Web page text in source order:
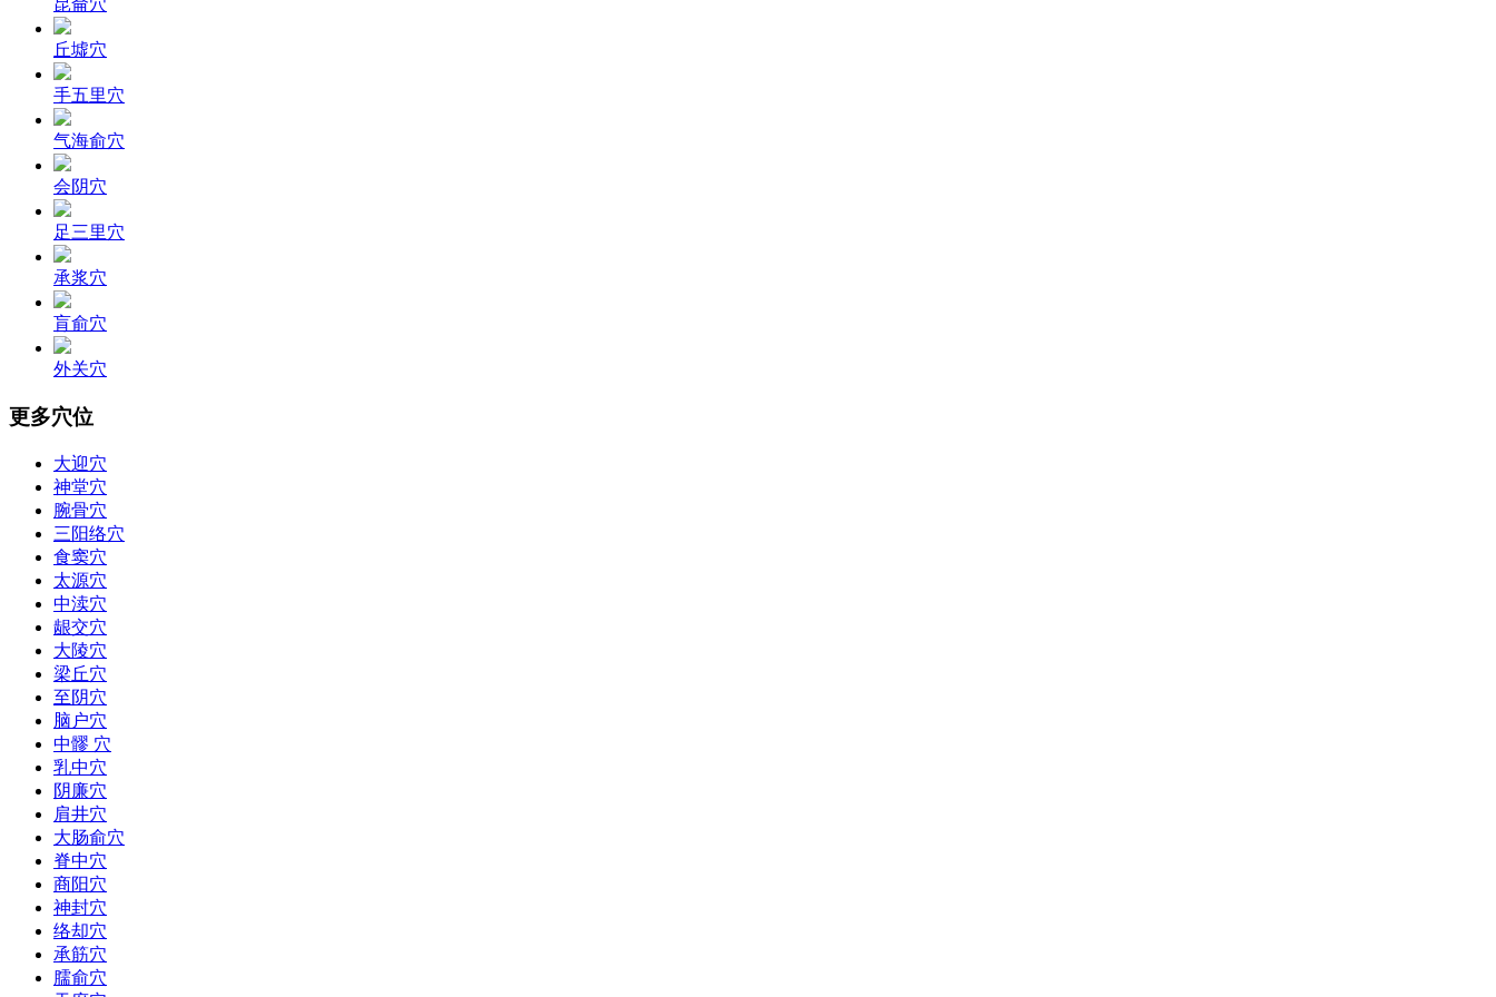
昆侖穴
丘墟穴
手五里穴
气海俞穴
会阴穴
足三里穴
承浆穴
肓俞穴
外关穴
更多穴位
大迎穴
神堂穴
腕骨穴
三阳络穴
食窦穴
太源穴
中渎穴
龈交穴
大陵穴
梁丘穴
至阴穴
脑户穴
中髎 穴
乳中穴
阴廉穴
肩井穴
大肠俞穴
脊中穴
商阳穴
神封穴
络却穴
承筋穴
臑俞穴